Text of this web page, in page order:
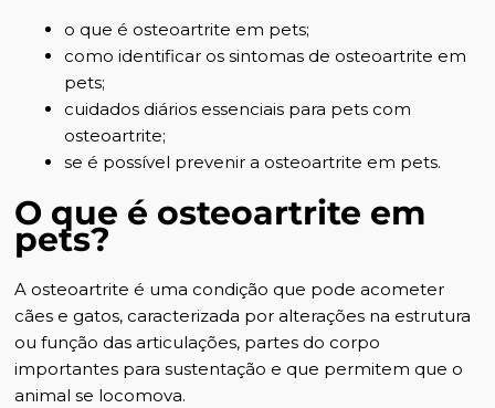
o que é osteoartrite em pets;
como identificar os sintomas de osteoartrite em
pets;
cuidados diários essenciais para pets com
osteoartrite;
se é possível prevenir a osteoartrite em pets.
O que é osteoartrite em
pets?
A osteoartrite é uma condição que pode acometer
cães e gatos, caracterizada por alterações na estrutura
ou função das articulações, partes do corpo
importantes para sustentação e que permitem que o
animal se locomova.